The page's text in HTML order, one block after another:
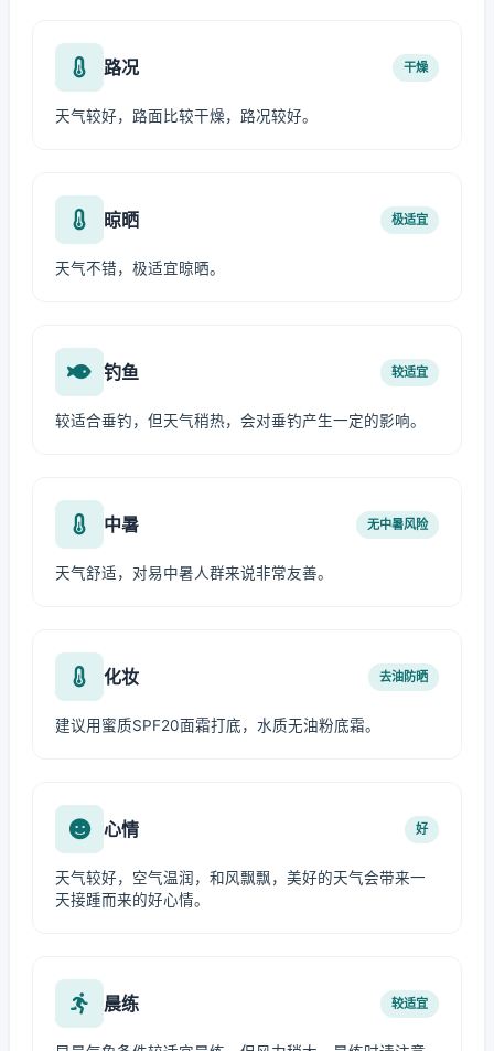
路况 干燥
天气较好，路面比较干燥，路况较好。
晾晒 极适宜
天气不错，极适宜晾晒。
钓鱼 较适宜
较适合垂钓，但天气稍热，会对垂钓产生一定的影响。
中暑 无中暑风险
天气舒适，对易中暑人群来说非常友善。
化妆 去油防晒
建议用蜜质SPF20面霜打底，水质无油粉底霜。
心情 好
天气较好，空气温润，和风飘飘，美好的天气会带来一
天接踵而来的好心情。
晨练 较适宜